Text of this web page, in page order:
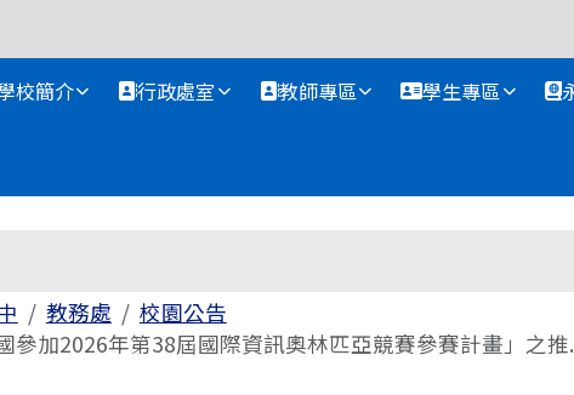
資訊網
校簡介 行政處室 教師專區 學生專區
域教務處
校園公告
參加2026年第38屆國際資訊奧林匹亞競賽參賽計畫」之推